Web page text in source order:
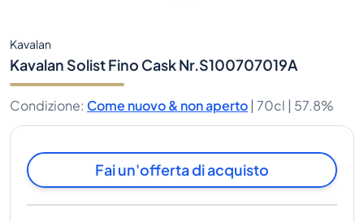
Kavalan
Kavalan Solist Fino Cask Nr.S100707019A
Condizione: Come nuovo & non aperto | 70cl | 57.8%
Fai un'offerta di acquisto